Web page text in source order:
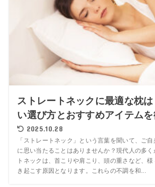
ストレートネックに最適な枕
い選び方とおすすめアイテム
2025.10.28
「ストレートネック」という言葉を聞いて、ご
に思い当たることはありませんか？現代人の多く
トネックは、首こりや肩こり、頭の重さなど、様
き起こす原因となります。これらの不調を和...